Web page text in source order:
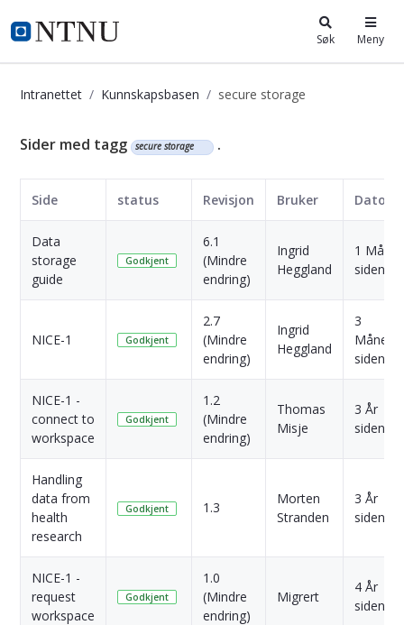
i.ntnu.no Søk Meny
Intranettet Kunnskapsbasen secure storage
Kunnskapsbasen
Sider med tagg secure storage .
Side status Revisjon Bruker Dato
Data
storage
guide
Godkjent
6.1
(Mindre
endring)
Ingrid
Heggland
1
siden
NICE-1 Godkjent
2.7
(Mindre
endring)
Ingrid
Heggland
3
siden
NICE-1 -
connect to
workspace
Godkjent
1.2
(Mindre
endring)
Thomas
Misje
3 År
siden
Handling
data from
health
research
Godkjent 1.3
Morten
Stranden
3 År
siden
NICE-1 -
request
workspace
Godkjent
1.0
(Mindre
endring)
Migrert
4 År
siden